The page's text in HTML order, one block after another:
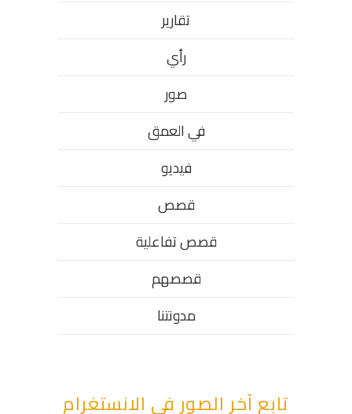
تقارير
رأي
صور
في العمق
فيديو
قصص
قصص تفاعلية
قصصهم
مدونتنا
تابع آخر الصور في الانستغرام